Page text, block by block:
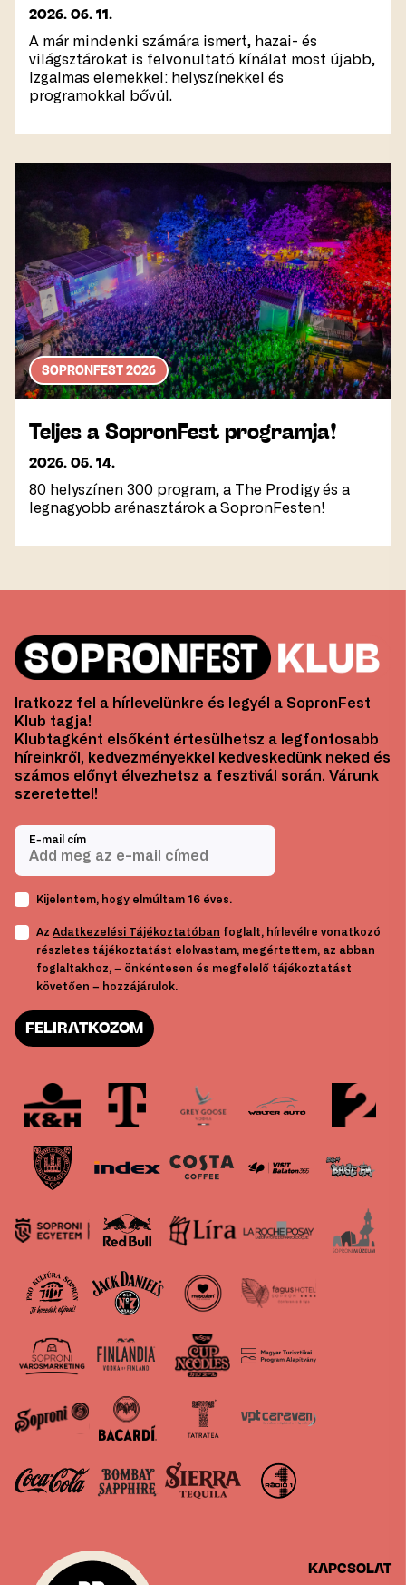
2026. 06. 11.
A már mindenki számára ismert, hazai- és
világsztárokat is felvonultató kínálat most újabb,
izgalmas elemekkel: helyszínekkel és
programokkal bővül.
SOPRONFEST 2026
Teljes a SopronFest programja!
2026. 05. 14.
80 helyszínen 300 program, a The Prodigy és a
legnagyobb arénasztárok a SopronFesten!
Iratkozz fel a hírlevelünkre és legyél a SopronFest
Klub tagja!
Klubtagként elsőként értesülhetsz a legfontosabb
híreinkről, kedvezményekkel kedveskedünk neked és
számos előnyt élvezhetsz a fesztivál során. Várunk
szeretettel!
E-mail cím
Kijelentem, hogy elmúltam 16 éves.
Az Adatkezelési Tájékoztatóban foglalt, hírlevélre vonatkozó
részletes tájékoztatást elolvastam, megértettem, az abban
foglaltakhoz, – önkéntesen és megfelelő tájékoztatást
követően – hozzájárulok.
FELIRATKOZOM
KAPCSOLAT